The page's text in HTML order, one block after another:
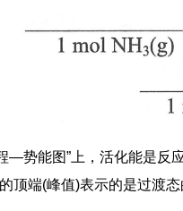
—势能图”上，活化能是反
顶端(峰值)表示的是过渡态